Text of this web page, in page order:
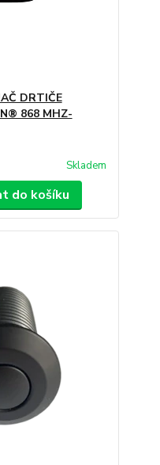
DRTIČE
868 MHZ-
Skladem
do košíku